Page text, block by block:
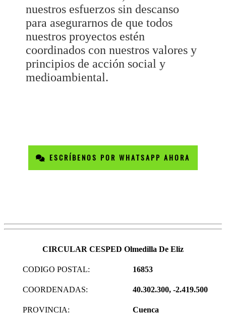
nuestros esfuerzos sin descanso
para asegurarnos de que todos
nuestros proyectos estén
coordinados con nuestros valores y
principios de acción social y
medioambiental.
ESCRÍBENOS POR WHATSAPP AHORA
CIRCULAR CESPED Olmedilla De Eliz
CODIGO POSTAL: 16853
COORDENADAS: 40.302.300, -2.419.500
PROVINCIA: Cuenca